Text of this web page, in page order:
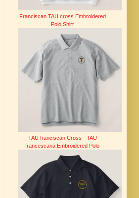
Franciscan TAU cross Embroidered
Polo Shirt
TAU franciscan Cross - TAU
francescana Embroidered Polo